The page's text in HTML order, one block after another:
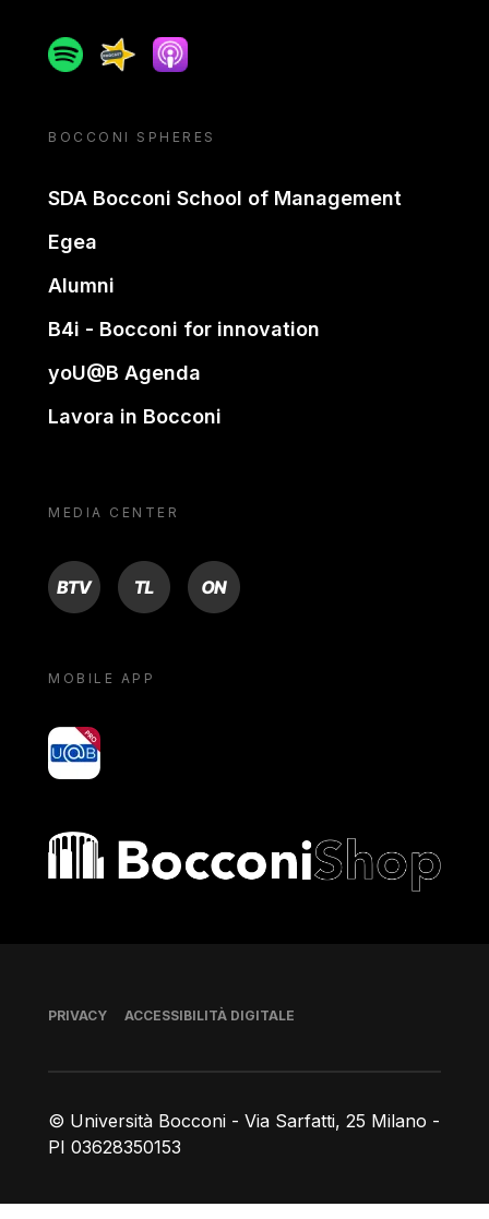
SpotifySpreakerApple podcast
BOCCONI SPHERES
SDA Bocconi School of Management
Egea
Alumni
B4i - Bocconi for innovation
yoU@B Agenda
Lavora in Bocconi
MEDIA CENTER
BTV TL ON
MOBILE APP
yoU@B
Bocconi shop
© Università Bocconi - Via Sarfatti, 25 Milano -
PI 03628350153
Piè di pagina
PRIVACY ACCESSIBILITÀ DIGITALE